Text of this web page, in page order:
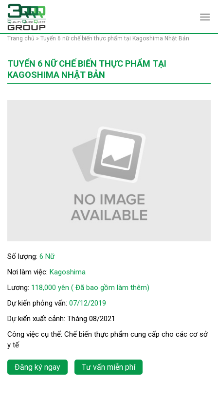
Skip
content
Trang chủ » Tuyển 6 nữ chế biến thực phẩm tại Kagoshima Nhật Bản
TUYỂN 6 NỮ CHẾ BIẾN THỰC PHẨM TẠI
KAGOSHIMA NHẬT BẢN
Số lượng: 6 Nữ
Nơi làm việc: Kagoshima
Lương: 118,000 yên ( Đã bao gồm làm thêm)
Dự kiến phỏng vấn: 07/12/2019
Dự kiến xuất cảnh: Tháng 08/2021
Công việc cụ thể: Chế biến thực phẩm cung cấp cho các cơ sở
y tế
Đăng ký ngay Tư vấn miễn phí